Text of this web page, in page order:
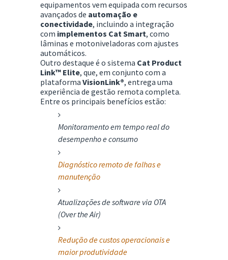
equipamentos vem equipada com recursos
avançados de automação e
conectividade, incluindo a integração
com implementos Cat Smart, como
lâminas e motoniveladoras com ajustes
automáticos.
Outro destaque é o sistema Cat Product
Link™ Elite, que, em conjunto com a
plataforma VisionLink®, entrega uma
experiência de gestão remota completa.
Entre os principais benefícios estão:
Monitoramento em tempo real do
desempenho e consumo
Diagnóstico remoto de falhas e
manutenção
Atualizações de software via OTA
(Over the Air)
Redução de custos operacionais e
maior produtividade